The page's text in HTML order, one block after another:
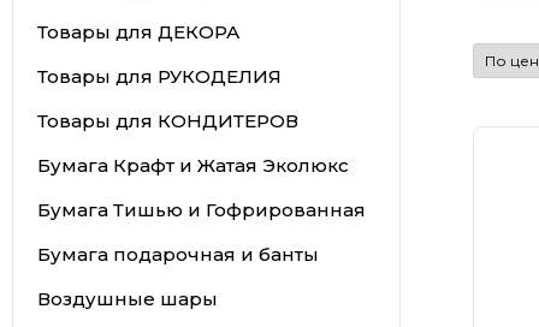
Товары для ДЕКОРА
Товары для РУКОДЕЛИЯ
Товары для КОНДИТЕРОВ
Бумага Крафт и Жатая Эколюкс
Бумага Тишью и Гофрированная
Бумага подарочная и банты
Воздушные шары